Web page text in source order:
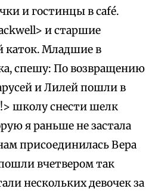
и гостинцы в café.
и старшие
каток. Младшие в
спешу: По возвращению
и Лилей пошли в
школу снести шелк
я раньше не застала
присоединилась Вера
вчетвером так
нескольких девочек за